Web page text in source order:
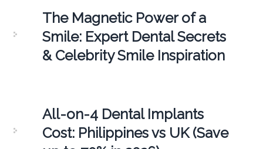
The Magnetic Power of a
Smile: Expert Dental Secrets
& Celebrity Smile Inspiration
All-on-4 Dental Implants
Cost: Philippines vs UK (Save